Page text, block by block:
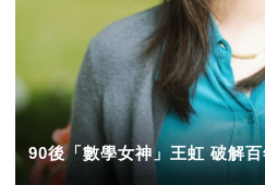
90後「數學女神」王虹 破解